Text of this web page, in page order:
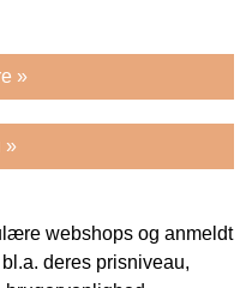
»
»
webshops og anmeldt
deres prisniveau,